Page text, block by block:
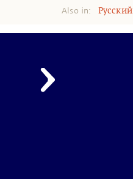
Also in: Pусский